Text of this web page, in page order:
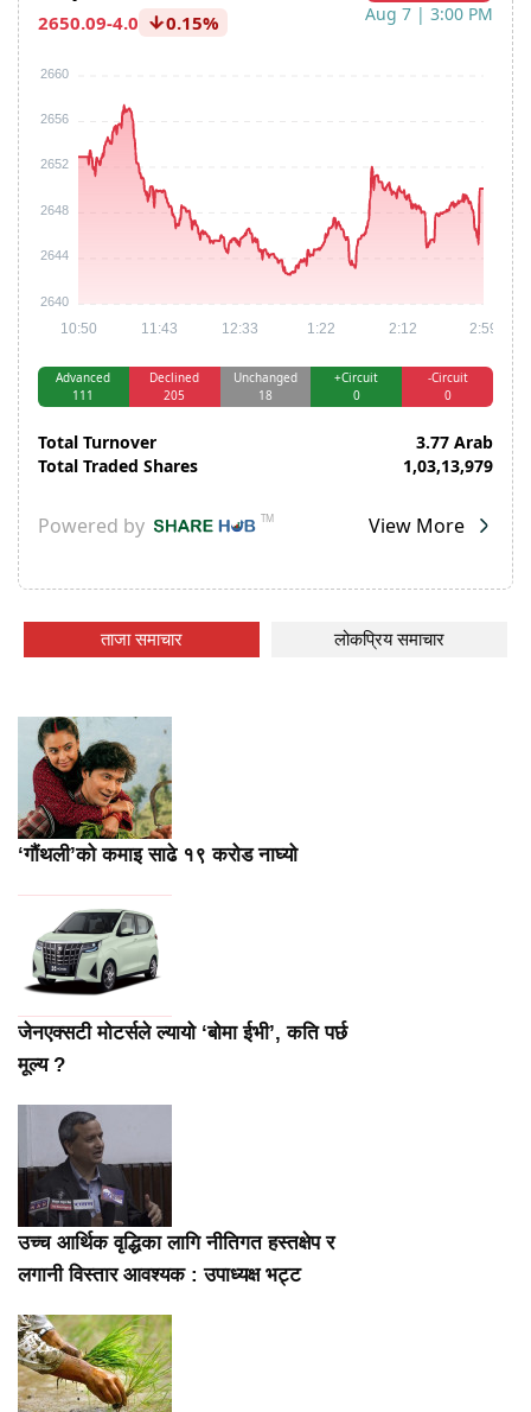
ताजा समाचार लोकप्रिय समाचार
‘गौंथली’को कमाइ साढे १९ करोड नाघ्यो
जेनएक्सटी मोटर्सले ल्यायो ‘बोमा ईभी’, कति पर्छ
मूल्य ?
उच्च आर्थिक वृद्धिका लागि नीतिगत हस्तक्षेप र
लगानी विस्तार आवश्यक : उपाध्यक्ष भट्ट